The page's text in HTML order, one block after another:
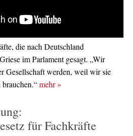
die nach Deutschland
im Parlament gesagt. „Wir
Gesellschaft werden, weil wir sie
mehr»
für Fachkräfte